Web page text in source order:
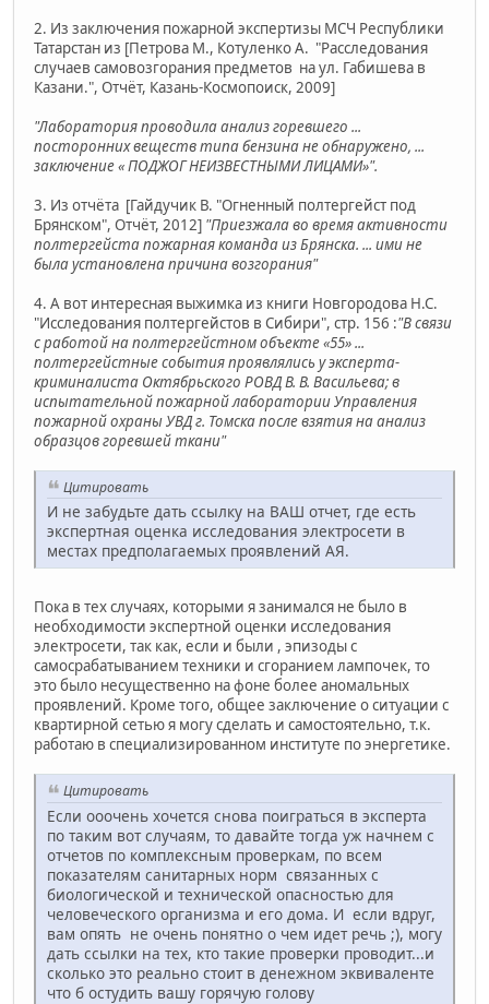
2. Из заключения пожарной экспертизы МСЧ Республики
Татарстан из [Петрова М., Котуленко А. "Расследования
случаев самовозгорания предметов на ул. Габишева в
Казани.", Отчёт, Казань-Космопоиск, 2009]
"Лаборатория проводила анализ горевшего ...
посторонних веществ типа бензина не обнаружено, ...
заключение « ПОДЖОГ НЕИЗВЕСТНЫМИ ЛИЦАМИ»".
3. Из отчёта [Гайдучик В. "Огненный полтергейст под
Брянском", Отчёт, 2012] "Приезжала во время активности
полтергейста пожарная команда из Брянска. ... ими не
была установлена причина возгорания"
4. А вот интересная выжимка из книги Новгородова Н.С.
"Исследования полтергейстов в Сибири", стр. 156 :"В связи
с работой на полтергейстном объекте «55» ...
полтергейстные события проявлялись у эксперта-
криминалиста Октябрьского РОВД В. В. Васильева; в
испытательной пожарной лаборатории Управления
пожарной охраны УВД г. Томска после взятия на анализ
образцов горевшей ткани"
Цитировать
И не забудьте дать ссылку на ВАШ отчет, где есть
экспертная оценка исследования электросети в
местах предполагаемых проявлений АЯ.
Пока в тех случаях, которыми я занимался не было в
необходимости экспертной оценки исследования
электросети, так как, если и были , эпизоды с
самосрабатыванием техники и сгоранием лампочек, то
это было несущественно на фоне более аномальных
проявлений. Кроме того, общее заключение о ситуации с
квартирной сетью я могу сделать и самостоятельно, т.к.
работаю в специализированном институте по энергетике.
Цитировать
Если ооочень хочется снова поиграться в эксперта
по таким вот случаям, то давайте тогда уж начнем с
отчетов по комплексным проверкам, по всем
показателям санитарных норм связанных с
биологической и технической опасностью для
человеческого организма и его дома. И если вдруг,
вам опять не очень понятно о чем идет речь ;), могу
дать ссылки на тех, кто такие проверки проводит...и
сколько это реально стоит в денежном эквиваленте
что б остудить вашу горячую голову